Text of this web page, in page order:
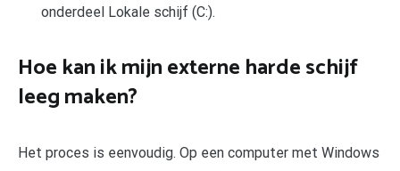
onderdeel Lokale schijf (C:).
Hoe kan ik mijn externe harde schijf
leeg maken?
Het proces is eenvoudig. Op een computer met Windows